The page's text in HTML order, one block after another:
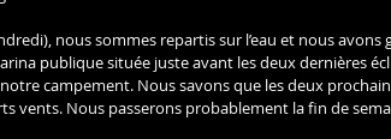
nous sommes repartis sur l’eau et nous
publique située juste avant les deux dernières
campement. Nous savons que les deux
vents. Nous passerons probablement la fin de